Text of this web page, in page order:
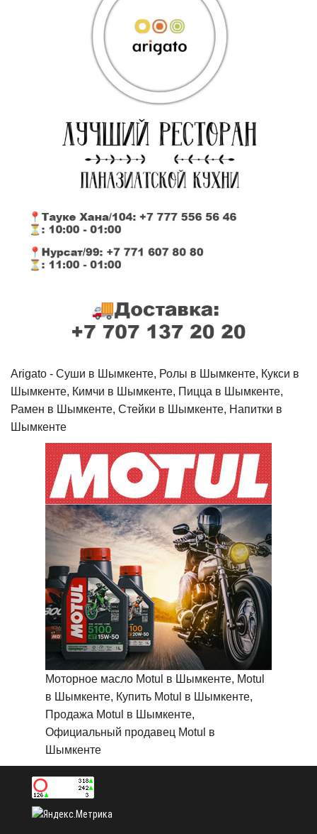
Arigato - Cуши в Шымкенте, Ролы в Шымкенте, Кукси в
Шымкенте, Кимчи в Шымкенте, Пицца в Шымкенте,
Рамен в Шымкенте, Стейки в Шымкенте, Напитки в
Шымкенте
Моторное масло Motul в Шымкенте, Motul
в Шымкенте, Купить Motul в Шымкенте,
Продажа Motul в Шымкенте,
Официальный продавец Motul в
Шымкенте